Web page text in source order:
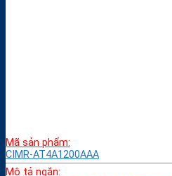
Mã sản phẩm:
CIMR-AT4A1200AAA
Mô tả ngắn: